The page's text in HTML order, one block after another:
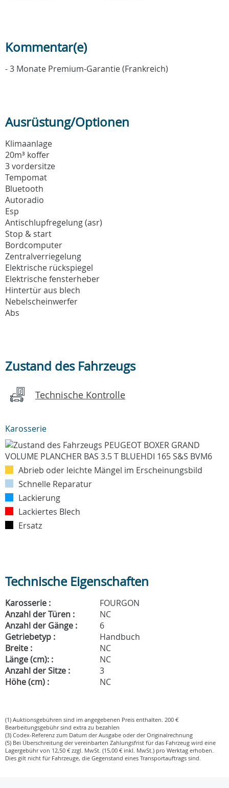
Kommentar(e)
- 3 Monate Premium-Garantie (Frankreich)
Ausrüstung/Optionen
Klimaanlage
20m³ koffer
3 vordersitze
Tempomat
Bluetooth
Autoradio
Esp
Antischlupfregelung (asr)
Stop & start
Bordcomputer
Zentralverriegelung
Elektrische rückspiegel
Elektrische fensterheber
Hintertür aus blech
Nebelscheinwerfer
Abs
Zustand des Fahrzeugs
Technische Kontrolle
Karosserie
Abrieb oder leichte Mängel im Erscheinungsbild
Schnelle Reparatur
Lackierung
Lackiertes Blech
Ersatz
Technische Eigenschaften
Karosserie :
FOURGON
Anzahl der Türen :
NC
Anzahl der Gänge :
6
Getriebetyp :
Handbuch
Breite :
NC
Länge (cm): :
NC
Anzahl der Sitze :
3
Höhe (cm) :
NC
(1) Auktionsgebühren sind im angegebenen Preis enthalten. 200 €
Bearbeitungsgebühr sind extra zu bezahlen
(3) Codex-Referenz zum Datum der Ausgabe oder der Originalrechnung
(5) Bei Überschreitung der vereinbarten Zahlungsfrist für das Fahrzeug wird eine
Lagergebühr von 12,50 € zzgl. MwSt. (15,00 € inkl. MwSt.) pro Werktag erhoben.
Dies gilt nicht für Fahrzeuge, die Gegenstand eines Transportauftrags sind.